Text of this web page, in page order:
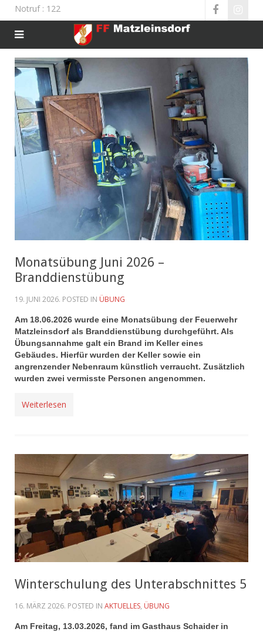
Notruf: 122
Monatsübung Juni 2026 –
Branddienstübung
19. JUNI 2026. POSTED IN ÜBUNG
Am 18.06.2026 wurde eine Monatsübung der Feuerwehr
Matzleinsdorf als Branddienstübung durchgeführt. Als
Übungsannahme galt ein Brand im Keller eines
Gebäudes. Hierfür wurden der Keller sowie ein
angrenzender Nebenraum künstlich verraucht. Zusätzlich
wurden zwei vermisste Personen angenommen.
Weiterlesen
Winterschulung des Unterabschnittes 5
16. MÄRZ 2026. POSTED IN AKTUELLES, ÜBUNG
Am Freitag, 13.03.2026, fand im Gasthaus Schaider in